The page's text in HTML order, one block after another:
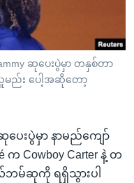
ဆုပေးပွဲမှာ တနှစ်တာ
ည်း ပေါ့အဆိုတော့
ေးပွဲမှာ နာမည်ကျော်
Cowboy Carter နဲ့ တ
မ်ဆုကို ရရှိသွားပါ